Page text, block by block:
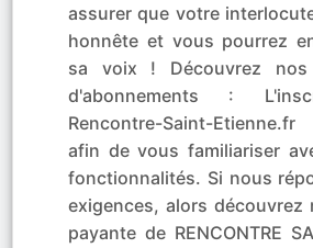
assurer que votre
honnête et vous pourrez
sa voix ! Découvrez
d'abonnements :
Rencontre-Saint-
afin de vous familiariser
fonctionnalités. Si nous
exigences, alors découvrez
payante de RENCONTRE